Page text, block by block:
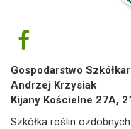
Gospodarstwo
Andrzej Krzysiak
Kijany Kościelne 27A,
Szkółka roślin